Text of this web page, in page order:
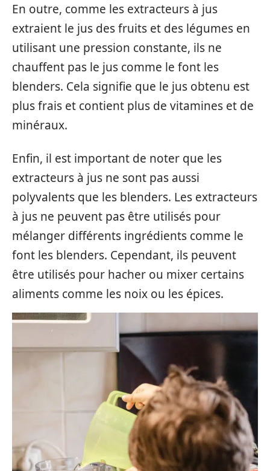
En outre, comme les extracteurs à jus
extraient le jus des fruits et des légumes en
utilisant une pression constante, ils ne
chauffent pas le jus comme le font les
blenders. Cela signifie que le jus obtenu est
plus frais et contient plus de vitamines et de
minéraux.
Enfin, il est important de noter que les
extracteurs à jus ne sont pas aussi
polyvalents que les blenders. Les extracteurs
à jus ne peuvent pas être utilisés pour
mélanger différents ingrédients comme le
font les blenders. Cependant, ils peuvent
être utilisés pour hacher ou mixer certains
aliments comme les noix ou les épices.